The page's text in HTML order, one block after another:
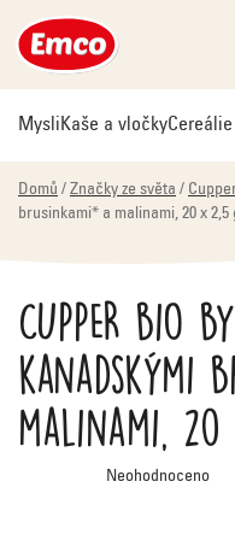
na
obsah
MysliKaše a vločky
Domů / Značky ze světa /
brusinkami* a malinami, 20 x 2,5
CUPPER
kanadskými
malinami,
Průměrné
hodnocení
Neohodnoceno